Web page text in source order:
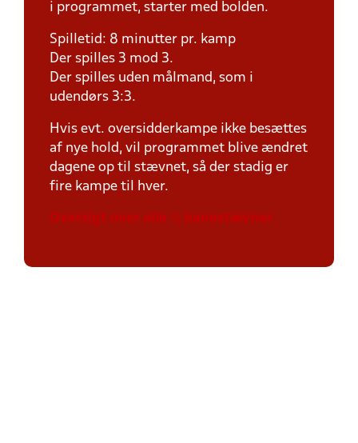
i programmet, starter med bolden.
Spilletid: 8 minutter pr. kamp
Der spilles 3 mod 3.
Der spilles uden målmand, som i
udendørs 3:3.
Hvis evt. oversidderkampe ikke besættes
af nye hold, vil programmet blive ændret
dagene op til stævnet, så der stadig er
fire kampe til hver.
Oversigt over alle ½ banestævner.